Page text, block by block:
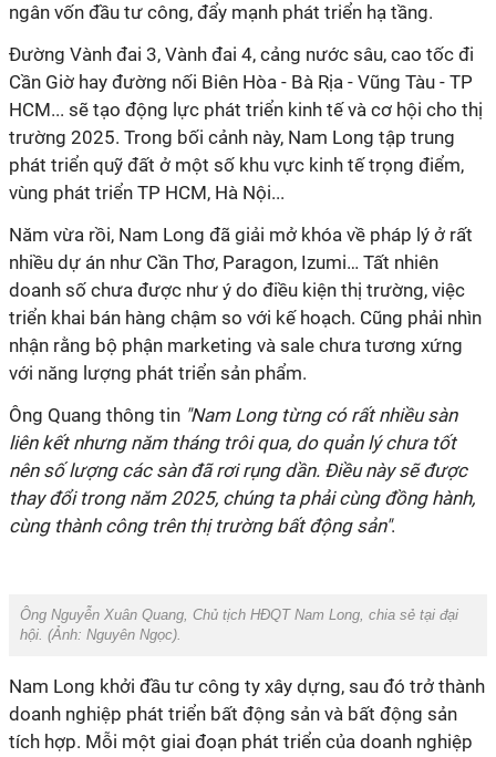
ngân vốn đầu tư công, đẩy mạnh phát triển hạ tầng.
Đường Vành đai 3, Vành đai 4, cảng nước sâu, cao tốc đi
Cần Giờ hay đường nối Biên Hòa - Bà Rịa - Vũng Tàu - TP
HCM... sẽ tạo động lực phát triển kinh tế và cơ hội cho thị
trường 2025. Trong bối cảnh này, Nam Long tập trung
phát triển quỹ đất ở một số khu vực kinh tế trọng điểm,
vùng phát triển TP HCM, Hà Nội...
Năm vừa rồi, Nam Long đã giải mở khóa về pháp lý ở rất
nhiều dự án như Cần Thơ, Paragon, Izumi… Tất nhiên
doanh số chưa được như ý do điều kiện thị trường, việc
triển khai bán hàng chậm so với kế hoạch. Cũng phải nhìn
nhận rằng bộ phận marketing và sale chưa tương xứng
với năng lượng phát triển sản phẩm.
Ông Quang thông tin "Nam Long từng có rất nhiều sàn
liên kết nhưng năm tháng trôi qua, do quản lý chưa tốt
nên số lượng các sàn đã rơi rụng dần. Điều này sẽ được
thay đổi trong năm 2025, chúng ta phải cùng đồng hành,
cùng thành công trên thị trường bất động sản".
Ông Nguyễn Xuân Quang, Chủ tịch HĐQT Nam Long, chia sẻ tại đại
hội. (Ảnh: Nguyên Ngọc).
Nam Long khởi đầu tư công ty xây dựng, sau đó trở thành
doanh nghiệp phát triển bất động sản và bất động sản
tích hợp. Mỗi một giai đoạn phát triển của doanh nghiệp